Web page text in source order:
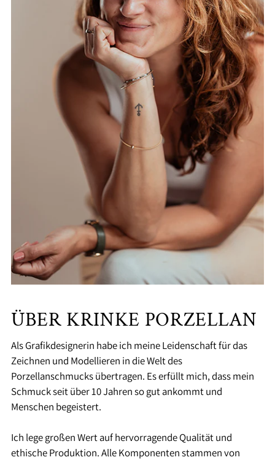
ÜBER KRINKE PORZELLAN
Als Grafikdesignerin habe ich meine Leidenschaft für das
Zeichnen und Modellieren in die Welt des
Porzellanschmucks übertragen. Es erfüllt mich, dass mein
Schmuck seit über 10 Jahren so gut ankommt und
Menschen begeistert.
Ich lege großen Wert auf hervorragende Qualität und
ethische Produktion. Alle Komponenten stammen von